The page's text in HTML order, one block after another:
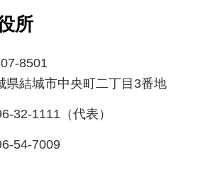
所
8501
県結城市中央町二丁目3番地
32-1111（代表）
54-7009